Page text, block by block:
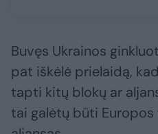
Buvęs Ukrainos
pat iškėlė prielaidą,
tapti kitų blokų ar
tai galėtų būti